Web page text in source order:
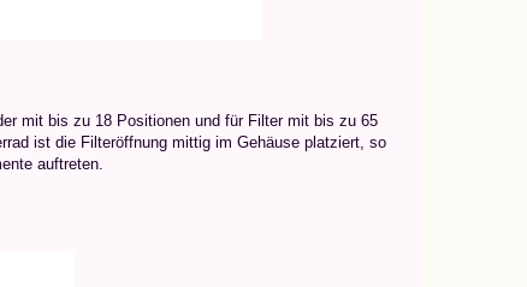
mit bis zu 18 Positionen und für Filter mit bis zu 65
ist die Filteröffnung mittig im Gehäuse platziert, so
auftreten.